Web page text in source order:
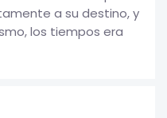
a su destino, y
los tiempos era